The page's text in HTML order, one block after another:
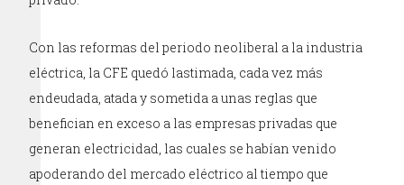
Con las reformas del periodo neoliberal a la industria
eléctrica, la CFE quedó lastimada, cada vez más
endeudada, atada y sometida a unas reglas que
benefician en exceso a las empresas privadas que
generan electricidad, las cuales se habían venido
apoderando del mercado eléctrico al tiempo que